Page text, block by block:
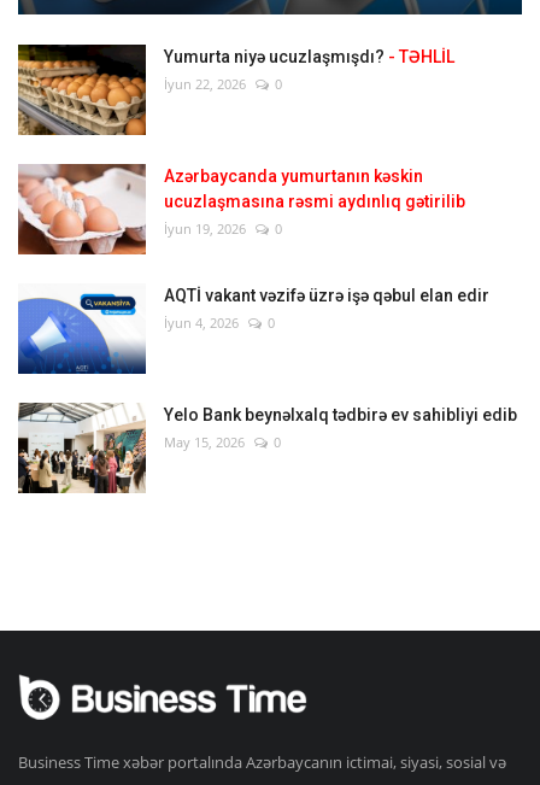
Yumurta niyə ucuzlaşmışdı? - TƏHLİL
İyun 22, 2026 0
Azərbaycanda yumurtanın kəskin
ucuzlaşmasına rəsmi aydınlıq gətirilib
İyun 19, 2026 0
AQTİ vakant vəzifə üzrə işə qəbul elan edir
İyun 4, 2026 0
Yelo Bank beynəlxalq tədbirə ev sahibliyi edib
May 15, 2026 0
Business Time xəbər portalında Azərbaycanın ictimai, siyasi, sosial və